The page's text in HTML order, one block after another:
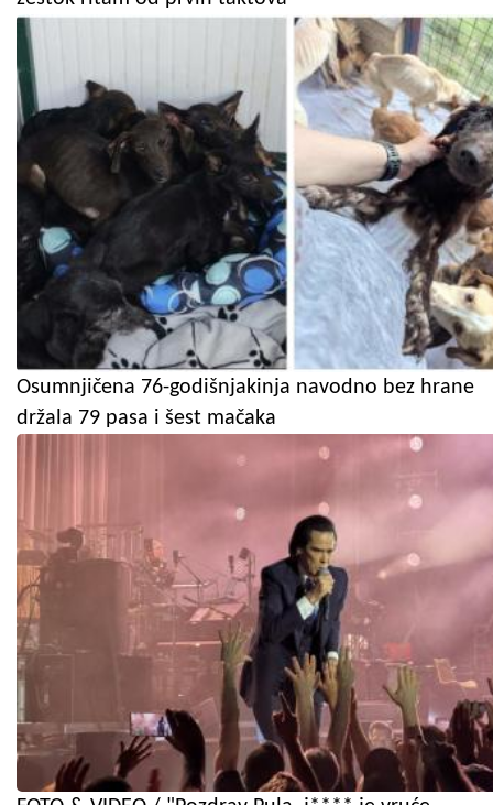
Osumnjičena 76-godišnjakinja navodno bez hrane
držala 79 pasa i šest mačaka